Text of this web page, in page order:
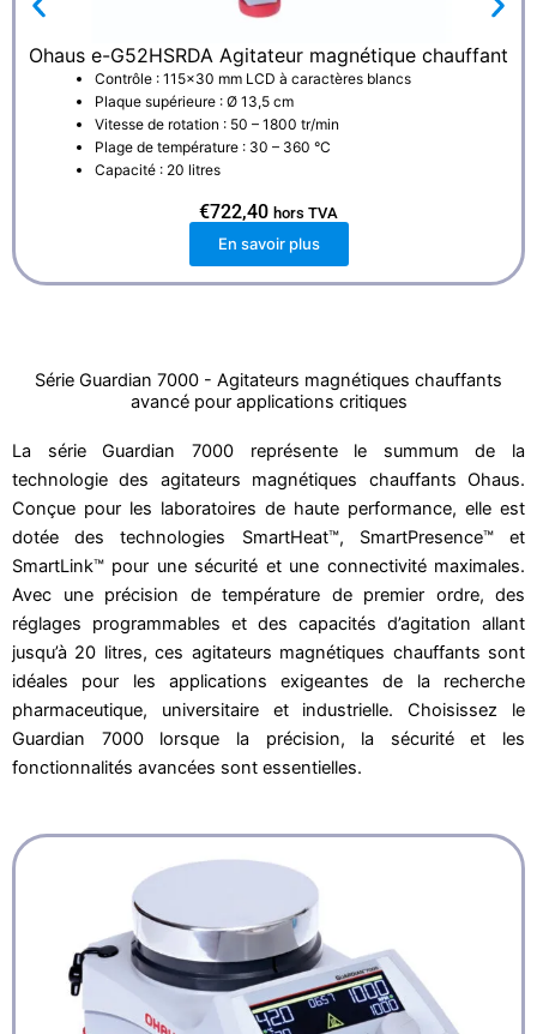
Ohaus e-G52HSRDA Agitateur magnétique chauffant
Contrôle : 115×30 mm LCD à caractères blancs
Plaque supérieure : Ø 13,5 cm
Vitesse de rotation : 50 – 1800 tr/min
Plage de température : 30 – 360 °C
Capacité : 20 litres
€722,40 hors TVA
En savoir plus
Série Guardian 7000 - Agitateurs magnétiques chauffants
avancé pour applications critiques
La série Guardian 7000 représente le summum de la
technologie des agitateurs magnétiques chauffants Ohaus.
Conçue pour les laboratoires de haute performance, elle est
dotée des technologies SmartHeat™, SmartPresence™ et
SmartLink™ pour une sécurité et une connectivité maximales.
Avec une précision de température de premier ordre, des
réglages programmables et des capacités d’agitation allant
jusqu’à 20 litres, ces agitateurs magnétiques chauffants sont
idéales pour les applications exigeantes de la recherche
pharmaceutique, universitaire et industrielle. Choisissez le
Guardian 7000 lorsque la précision, la sécurité et les
fonctionnalités avancées sont essentielles.